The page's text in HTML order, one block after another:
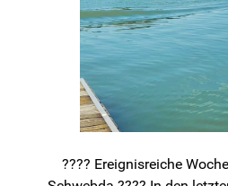
???? Ereignisreiche